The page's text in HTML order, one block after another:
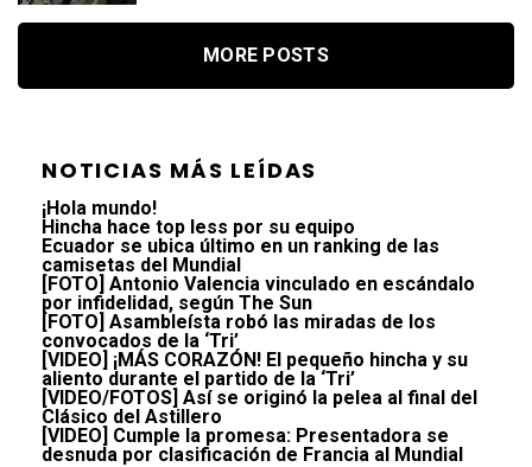
MORE POSTS
NOTICIAS MÁS LEÍDAS
¡Hola mundo!
Hincha hace top less por su equipo
Ecuador se ubica último en un ranking de las
camisetas del Mundial
[FOTO] Antonio Valencia vinculado en escándalo
por infidelidad, según The Sun
[FOTO] Asambleísta robó las miradas de los
convocados de la ‘Tri’
[VIDEO] ¡MÁS CORAZÓN! El pequeño hincha y su
aliento durante el partido de la ‘Tri’
[VIDEO/FOTOS] Así se originó la pelea al final del
Clásico del Astillero
[VIDEO] Cumple la promesa: Presentadora se
desnuda por clasificación de Francia al Mundial